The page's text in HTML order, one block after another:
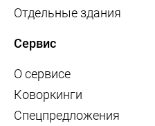
Отдельные здания
Сервис
О сервисе
Коворкинги
Спецпредложения